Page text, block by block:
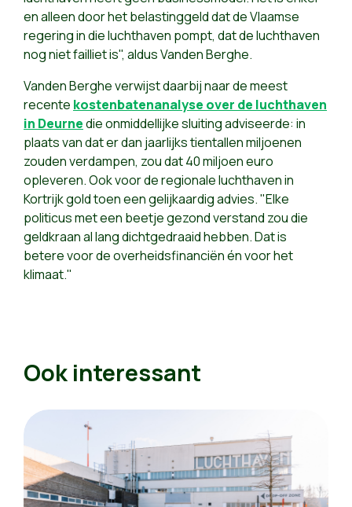
en alleen door het belastinggeld dat de Vlaamse
regering in die luchthaven pompt, dat de luchthaven
nog niet failliet is", aldus Vanden Berghe.
Vanden Berghe verwijst daarbij naar de meest
recente kostenbatenanalyse over de luchthaven
in Deurnedie onmiddellijke sluiting adviseerde: in
plaats van dat er dan jaarlijks tientallen miljoenen
zouden verdampen, zou dat 40 miljoen euro
opleveren. Ook voor de regionale luchthaven in
Kortrijk gold toen een gelijkaardig advies. "Elke
politicus met een beetje gezond verstand zou die
geldkraan al lang dichtgedraaid hebben. Dat is
betere voor de overheidsfinanciën én voor het
klimaat."
Ook interessant